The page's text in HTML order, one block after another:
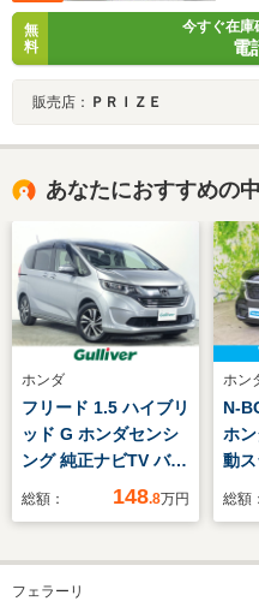
無
料
今すぐ在庫
電
販売店： ＰＲＩＺＥ
あなたにおすすめの
ホンダ
フリード 1.5 ハイブリ
ッド G ホンダセンシ
ング 純正ナビTV バッ
クカメラ レーダーク
ワースライドドア ハ
ーフレザーシート
総額： 148.8万円
ホン
N-
ホ
動
逸
り
総額：
フェラーリ